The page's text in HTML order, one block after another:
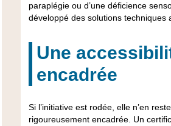
paraplégie ou d’une déficience
développé des solutions techniques
Une
encadrée
Si l’initiative est rodée, elle n’en
rigoureusement encadrée. Un